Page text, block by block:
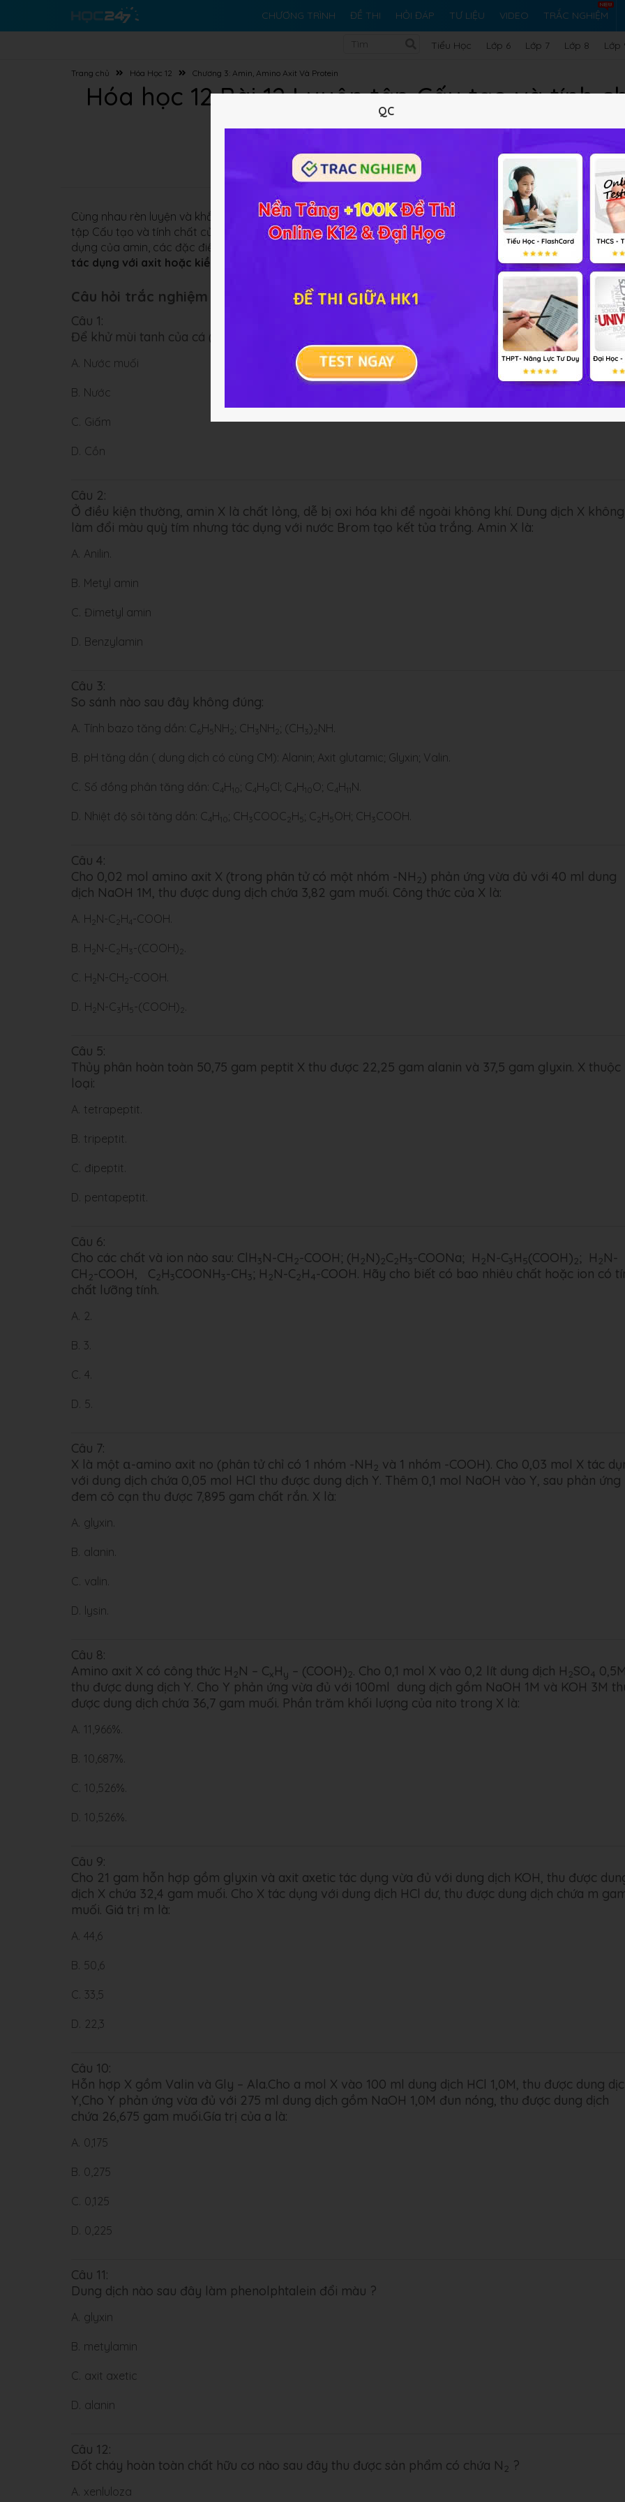
CHƯƠNG TRÌNH ĐỀ THI HỎI ĐÁP TƯ LIỆU VIDEO TRẮC NGHIỆM
Tiểu Học Lớp 6 Lớp 7 Lớp 8 Lớp
Trang chủ Hóa Học 12 Chương 3: Amin, Amino Axit Và Protein
Hóa học 12 Bài 12 Luyện tập Cấu tạo và tính
axit và Protein
Lý thuyết 20Trắc nghiệm 27BT SGK 434
Cùng nhau rèn luyện và khắc sâu kiến thức, hoàn thiện kĩ năng tính toán thông qua bàiHóa học 12 Bài 12
tập Cấu tạo và tính chất của Amin, Amino axit và Protein.Các câu hỏi liên quan đến một số Amin đặc biệt,
dụng của amin, các đặc điểm so sánh như tính bazơ, độ pH, nhiệt độ sôi,... và một số bài tập củaamino axit
tác dụng với axit hoặc kiềm, thủy phân peptit...
Câu hỏi trắc nghiệm (20 câu):
Câu 1:
Để khử mùi tanh của cá ( gây ra do một số amin ) nên rửa cá với
A. Nước muối
B. Nước
C. Giấm
D. Cồn
Câu 2:
Ở điều kiện thường, amin X là chất lỏng, dễ bị oxi hóa khi để ngoài không khí. Dung dịch X không
làm đổi màu quỳ tím nhưng tác dụng với nước Brom tạo kết tủa trắng. Amin X là:
A. Anilin.
B. Metyl amin
C. Đimetyl amin
D. Benzylamin
Câu 3:
So sánh nào sau đây không đúng:
A. Tính bazo tăng dần: C6H5NH2; CH3NH2; (CH3 )2NH.
B. pH tăng dần ( dung dịch có cùng CM): Alanin; Axit glutamic; Glyxin; Valin.
C. Số đồng phân tăng dần: C 4H 10; C 4H9Cl; C 4H 10O; C 4H 11N.
D. Nhiệt độ sôi tăng dần: C 4H 10; CH3COOC2H5; C2H5OH; CH3COOH.
Câu 4:
Cho 0,02 mol amino axit X (trong phân tử có một nhóm -NH 2) phản ứng vừa đủ với 40 ml dung
dịch NaOH 1M, thu được dung dịch chứa 3,82 gam muối. Công thức của X là:
A. H2N-C2H 4-COOH.
B. H2N-C2H3-(COOH)2.
C. H2N-CH2-COOH.
D. H2N-C3H5-(COOH)2.
Câu 5:
Thủy phân hoàn toàn 50,75 gam peptit X thu được 22,25 gam alanin và 37,5 gam glyxin. X thuộc
loại:
A. tetrapeptit.
B. tripeptit.
C. đipeptit.
D. pentapeptit.
Câu 6:
Cho các chất và ion nào sau: ClH3N-CH 2-COOH; (H 2N)2C2H3-COONa; H 2N-C3H5(COOH)2; H 2N-
CH 2-COOH, C2H3COONH3-CH3; H 2N-C2H4-COOH. Hãy cho biết có bao nhiêu chất hoặc ion có
chất lưỡng tính.
A. 2.
B. 3.
C. 4.
D. 5.
Câu 7:
X là một α-amino axit no (phân tử chỉ có 1 nhóm -NH 2 và 1 nhóm -COOH). Cho 0,03 mol X tác
với dung dịch chứa 0,05 mol HCl thu được dung dịch Y. Thêm 0,1 mol NaOH vào Y, sau phản ứng
đem cô cạn thu được 7,895 gam chất rắn. X là:
A. glyxin.
B. alanin.
C. valin.
D. lysin.
Câu 8:
Amino axit X có công thức H 2N – CxHy – (COOH)2. Cho 0,1 mol X vào 0,2 lít dung dịch H 2­SO4
thu được dung dịch Y. Cho Y phản ứng vừa đủ với 100ml dung dịch gồm NaOH 1M và KOH 3M
được dung dịch chứa 36,7 gam muối. Phần trăm khối lượng của nito trong X là:
A. 11,966%.
B. 10,687%.
C. 10,526%.
D. 10,526%.
Câu 9:
Cho 21 gam hỗn hợp gồm glyxin và axit axetic tác dụng vừa đủ với dung dịch KOH, thu được
dịch X chứa 32,4 gam muối. Cho X tác dụng với dung dịch HCl dư, thu được dung dịch chứa m
muối. Giá trị m là:
A. 44,6
B. 50,6
C. 33,5
D. 22,3
Câu 10:
Hỗn hợp X gồm Valin và Gly – Ala.Cho a mol X vào 100 ml dung dịch HCl 1,0M, thu được dung
Y,Cho Y phản ứng vừa đủ với 275 ml dung dịch gồm NaOH 1,0M đun nóng, thu được dung dịch
chứa 26,675 gam muối.Gía trị của a là:
A. 0,175
B. 0,275
C. 0,125
D. 0,225
Câu 11:
Dung dịch nào sau đây làm phenolphtalein đổi màu ?
A. glyxin
B. metylamin
C. axit axetic
D. alanin
Câu 12:
Đốt cháy hoàn toàn chất hữu cơ nào sau đây thu được sản phẩm có chứa N 2 ?
A. xenluloza
QC